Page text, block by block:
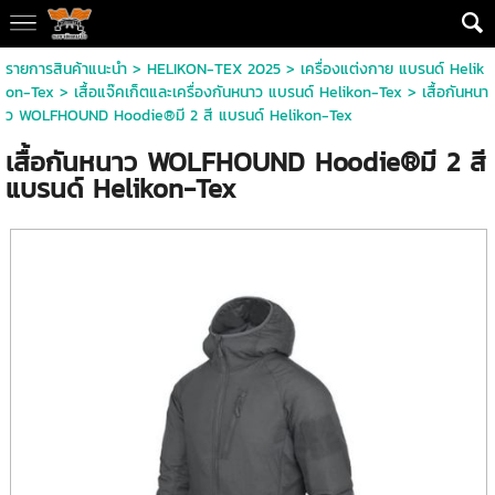
รายการสินค้าแนะนำ> HELIKON-TEX 2025> เครื่องแต่งกาย แบรนด์ Helik
on-Tex > เสื้อแจ๊คเก็ตและเครื่องกันหนาว แบรนด์ Helikon-Tex > เสื้อกันหนา
ว WOLFHOUND Hoodie®มี 2 สี แบรนด์ Helikon-Tex
เสื้อกันหนาว WOLFHOUND Hoodie®มี 2 สี
แบรนด์ Helikon-Tex